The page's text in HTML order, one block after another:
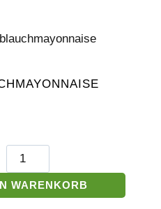
Univer
Knoblauchmayonnaise
Menge
WARENKORB